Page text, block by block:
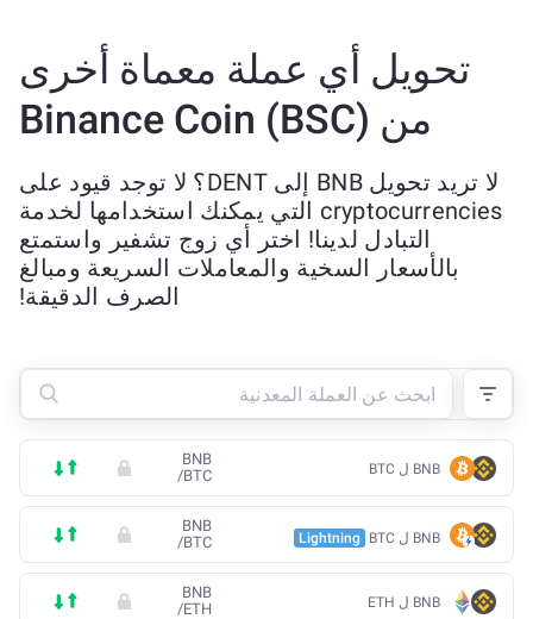
تحويل أي عملة معماة أخرى
من Binance Coin (BSC)
لا تريد تحويل BNB إلى DENT؟ لا توجد قيود على
cryptocurrencies التي يمكنك استخدامها لخدمة
التبادل لدينا! اختر أي زوج تشفير واستمتع
بالأسعار السخية والمعاملات السريعة ومبالغ
الصرف الدقيقة!
BNB ل BTC
BNB
/BTC
BNB ل BTC Lightning
BNB
/BTC
BNB ل ETH
BNB
/ETH